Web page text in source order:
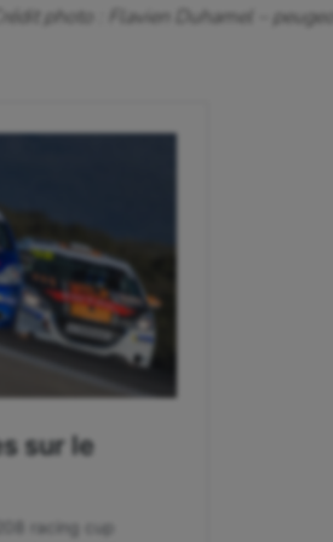
Crédit photo : Flavien Duhamel –